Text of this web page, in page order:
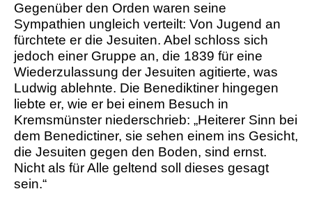
Gegenüber den Orden waren seine
Sympathien ungleich verteilt: Von Jugend an
fürchtete er die Jesuiten. Abel schloss sich
jedoch einer Gruppe an, die 1839 für eine
Wiederzulassung der Jesuiten agitierte, was
Ludwig ablehnte. Die Benediktiner hingegen
liebte er, wie er bei einem Besuch in
Kremsmünster niederschrieb: „Heiterer Sinn bei
dem Benedictiner, sie sehen einem ins Gesicht,
die Jesuiten gegen den Boden, sind ernst.
Nicht als für Alle geltend soll dieses gesagt
sein.“